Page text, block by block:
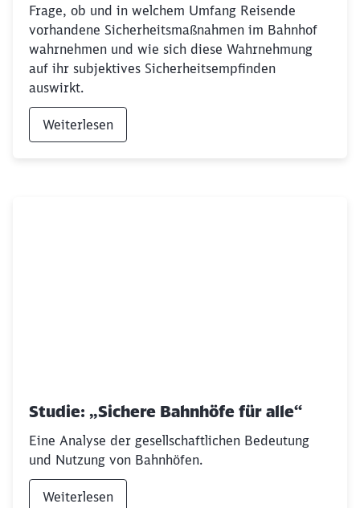
Frage, ob und in welchem Umfang Reisende
vorhandene Sicherheitsmaßnahmen im Bahnhof
wahrnehmen und wie sich diese Wahrnehmung
auf ihr subjektives Sicherheitsempfinden
auswirkt.
Weiterlesen
Studie: „Sichere Bahnhöfe für alle“
Eine Analyse der gesellschaftlichen Bedeutung
und Nutzung von Bahnhöfen.
Weiterlesen